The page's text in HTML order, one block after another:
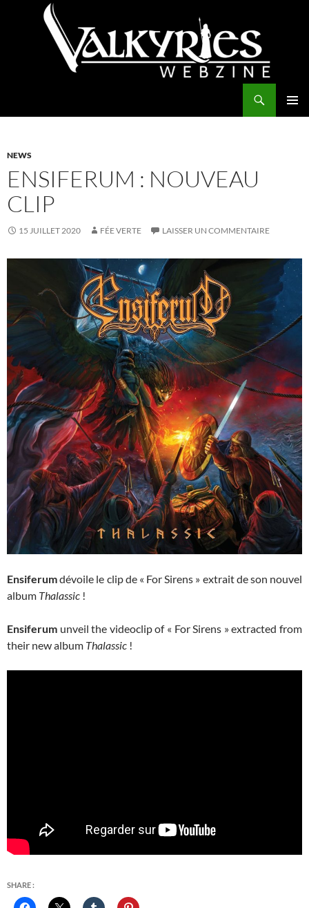
NEWS
ENSIFERUM : NOUVEAU
CLIP
15 JUILLET 2020 FÉE VERTE LAISSER UN COMMENTAIRE
Ensiferumdévoile le clip de « For Sirens » extrait de son nouvel
album Thalassic !
Ensiferum unveil the videoclip of « For Sirens » extracted from
their new album Thalassic !
SHARE :